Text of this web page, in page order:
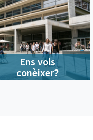
Ens vols
conèixer?